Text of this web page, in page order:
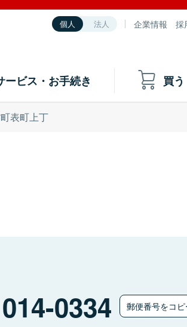
個人 法人 企業情報 採
ービス・お手続き 買う
表町上丁
014-0334 郵便番号をコ